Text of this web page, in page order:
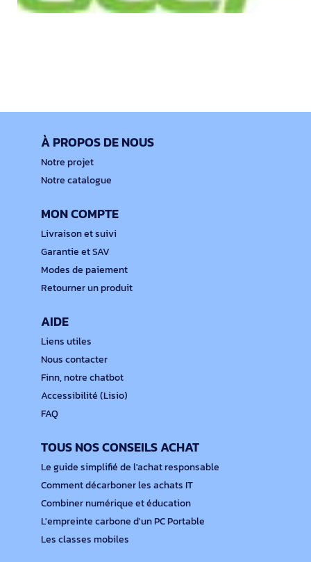
À PROPOS DE NOUS
Notre projet
Notre catalogue
MON COMPTE
Livraison et suivi
Garantie et SAV
Modes de paiement
Retourner un produit
AIDE
Liens utiles
Nous contacter
Finn, notre chatbot
Accessibilité (Lisio)
FAQ
TOUS NOS CONSEILS ACHAT
Le guide simplifié de l'achat responsable
Comment décarboner les achats IT
Combiner numérique et éducation
L'empreinte carbone d'un PC Portable
Les classes mobiles